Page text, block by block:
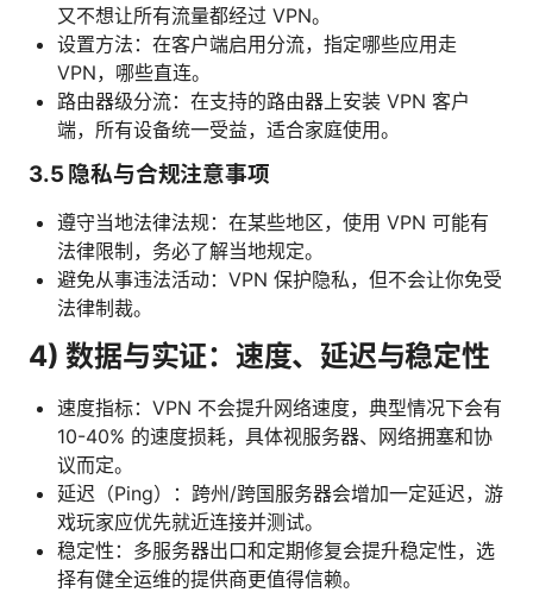
又不想让所有流量都经过 VPN。
设置方法：在客户端启用分流，指定哪些应用走
VPN，哪些直连。
路由器级分流：在支持的路由器上安装 VPN 客户
端，所有设备统一受益，适合家庭使用。
3.5 隐私与合规注意事项
遵守当地法律法规：在某些地区，使用 VPN 可能有
法律限制，务必了解当地规定。
避免从事违法活动：VPN 保护隐私，但不会让你免受
法律制裁。
4) 数据与实证：速度、延迟与稳定性
速度指标：VPN 不会提升网络速度，典型情况下会有
10-40% 的速度损耗，具体视服务器、网络拥塞和协
议而定。
延迟（Ping）：跨州/跨国服务器会增加一定延迟，游
戏玩家应优先就近连接并测试。
稳定性：多服务器出口和定期修复会提升稳定性，选
择有健全运维的提供商更值得信赖。